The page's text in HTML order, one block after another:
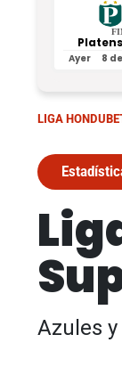
Ayer 8
LIGA
Azules